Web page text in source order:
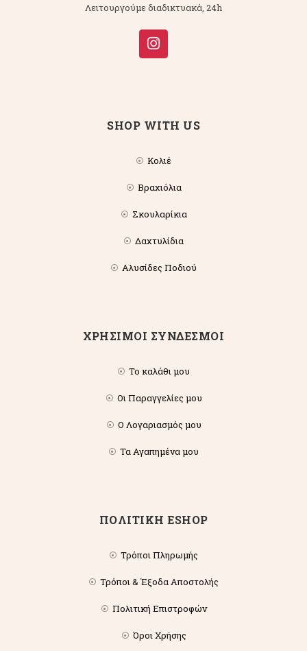
Λειτουργούμε διαδικτυακά, 24h
SHOP WITH US
Κολιέ
Βραχιόλια
Σκουλαρίκια
Δαχτυλίδια
Αλυσίδες Ποδιού
ΧΡΗΣΙΜΟΙ ΣΥΝΔΕΣΜΟΙ
Το καλάθι μου
Οι Παραγγελίες μου
Ο Λογαριασμός μου
Τα Αγαπημένα μου
ΠΟΛΙΤΙΚΗ ESHOP
Τρόποι Πληρωμής
Τρόποι & Έξοδα Αποστολής
Πολιτική Επιστροφών
Όροι Χρήσης